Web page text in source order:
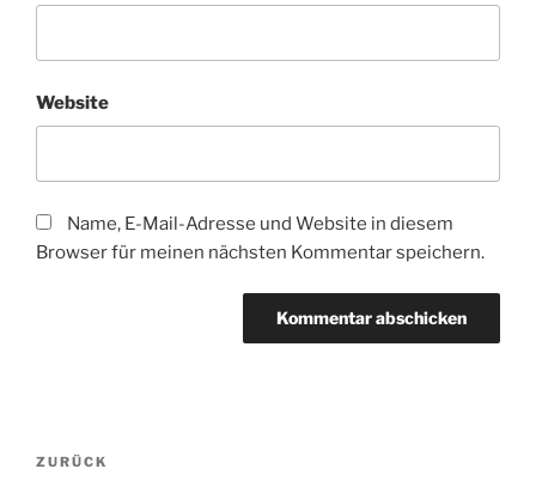
Website
Name, E-Mail-Adresse und Website in diesem
Browser für meinen nächsten Kommentar speichern.
Beitragsnavigation
Vorheriger
ZURÜCK